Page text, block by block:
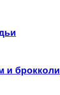
и брокколи